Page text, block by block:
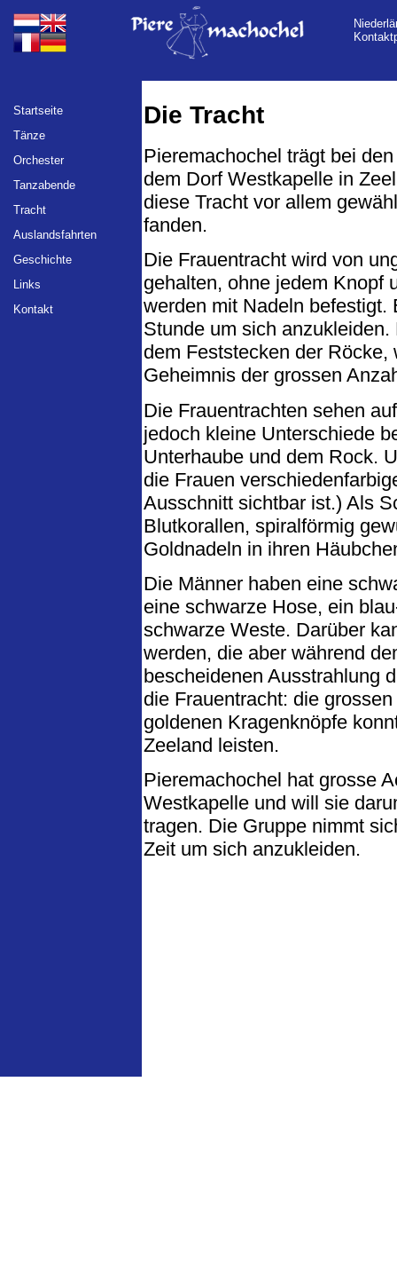
Die Tracht
Pieremachochel trägt bei
dem Dorf Westkapelle in
diese Tracht vor allem
fanden.
Die Frauentracht wird von
gehalten, ohne jedem Knopf
werden mit Nadeln befestigt.
Stunde um sich
dem Feststecken der
Geheimnis der grossen
Die Frauentrachten sehen
jedoch kleine Unterschiede
Unterhaube und dem Rock.
die Frauen
Ausschnitt sichtbar ist.) Als
Blutkorallen, spiralförmig
Goldnadeln in ihren
Die Männer haben eine
eine schwarze Hose, ein
schwarze Weste. Darüber
werden, die aber während
bescheidenen Ausstrahlung
die Frauentracht: die
goldenen Kragenknöpfe
Zeeland leisten.
Pieremachochel hat grosse
Westkapelle und will sie
tragen. Die Gruppe nimmt
Zeit um sich anzukleiden.
Startseite
Tänze
Orchester
Tanzabende
Tracht
Auslandsfahrten
Geschichte
Links
Kontakt